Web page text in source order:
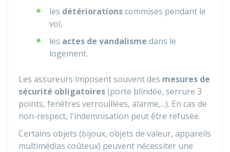
les détériorationscommises pendant le
vol,
les actes de vandalisme dans le
logement.
Les assureurs imposent souvent des mesures de
sécurité obligatoires(porte blindée, serrure 3
points, fenêtres verrouillées, alarme,...). En cas de
non-respect, l'indemnisation peut être refusée.
Certains objets (bijoux, objets de valeur, appareils
multimédias coûteux) peuvent nécessiter une